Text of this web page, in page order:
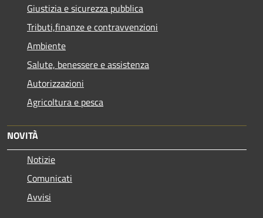
Giustizia e sicurezza pubblica
Tributi,finanze e contravvenzioni
Ambiente
Salute, benessere e assistenza
Autorizzazioni
Agricoltura e pesca
NOVITÀ
Notizie
Comunicati
Avvisi